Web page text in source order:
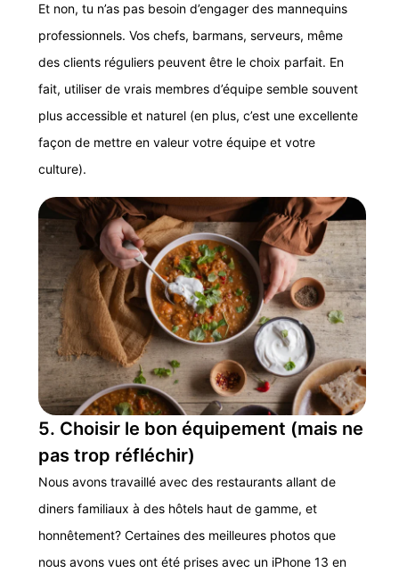
Et non, tu n’as pas besoin d’engager des mannequins
professionnels. Vos chefs, barmans, serveurs, même
des clients réguliers peuvent être le choix parfait. En
fait, utiliser de vrais membres d’équipe semble souvent
plus accessible et naturel (en plus, c’est une excellente
façon de mettre en valeur votre équipe et votre
culture).
5. Choisir le bon équipement (mais ne
pas trop réfléchir)
Nous avons travaillé avec des restaurants allant de
diners familiaux à des hôtels haut de gamme, et
honnêtement? Certaines des meilleures photos que
nous avons vues ont été prises avec un iPhone 13 en